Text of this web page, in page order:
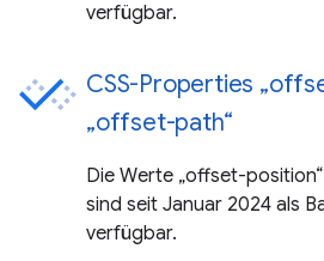
verfügbar.
CSS-Properties
„offset-path“
Die Werte „offset-
sind seit Januar 2024 als
verfügbar.